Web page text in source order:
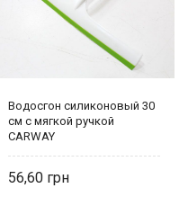
Водосгон силиконовый 30
см с мягкой ручкой
CARWAY
56,60